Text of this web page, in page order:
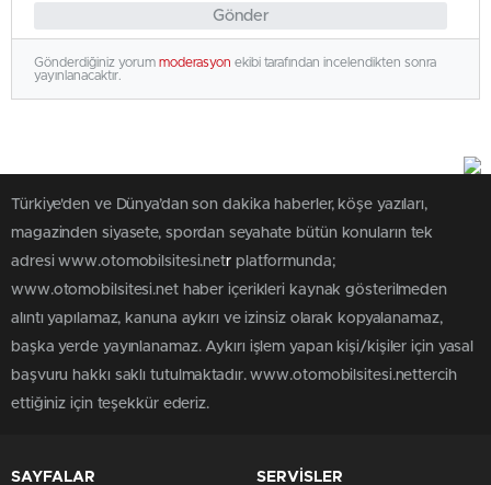
Gönder
Gönderdiğiniz yorum moderasyon ekibi tarafından incelendikten sonra
yayınlanacaktır.
Türkiye'den ve Dünya’dan son dakika haberler, köşe yazıları,
magazinden siyasete, spordan seyahate bütün konuların tek
adresi www.otomobilsitesi.netr platformunda;
www.otomobilsitesi.net haber içerikleri kaynak gösterilmeden
alıntı yapılamaz, kanuna aykırı ve izinsiz olarak kopyalanamaz,
başka yerde yayınlanamaz. Aykırı işlem yapan kişi/kişiler için yasal
başvuru hakkı saklı tutulmaktadır. www.otomobilsitesi.nettercih
ettiğiniz için teşekkür ederiz.
SAYFALAR SERVİSLER